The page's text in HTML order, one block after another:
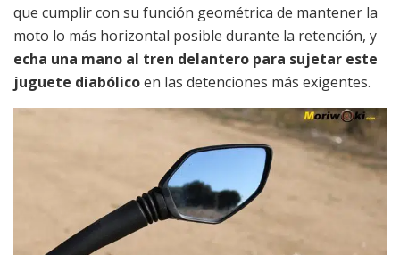
que cumplir con su función geométrica de mantener la
moto lo más horizontal posible durante la retención, y
echa una mano al tren delantero para sujetar este
juguete diabólicoen las detenciones más exigentes.